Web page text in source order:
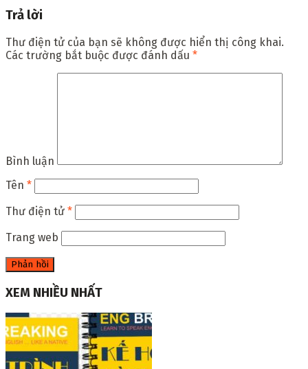
Trả lời
Thư điện tử của bạn sẽ không được hiển thị công khai.
Các trường bắt buộc được đánh dấu *
Bình luận
Tên *
Thư điện tử *
Trang web
XEM NHIỀU NHẤT